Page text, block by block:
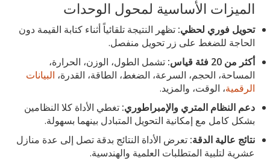
الميزات الأساسية لمحول الوحدات
تحويل فوري لحظي: تظهر النتيجة تلقائياً أثناء كتابة القيمة دون
الحاجة للضغط على زر تحويل منفصل.
أكثر من 20 فئة قياس:
تشمل الطول، الوزن، الحرارة،
المساحة، الحجم، السرعة، الضغط، الطاقة، القدرة، البيانات
الرقمية، الوقت، والمزيد.
دعم النظام المتري والإمبراطوري: تغطي الأداة كلا النظامين
بشكل كامل مع إمكانية التحويل المتبادل بينهما بسهولة.
نتائج عالية الدقة: تعرض الأداة النتائج بدقة تصل إلى عدة منازل
عشرية لتلبية المتطلبات العلمية والهندسية.